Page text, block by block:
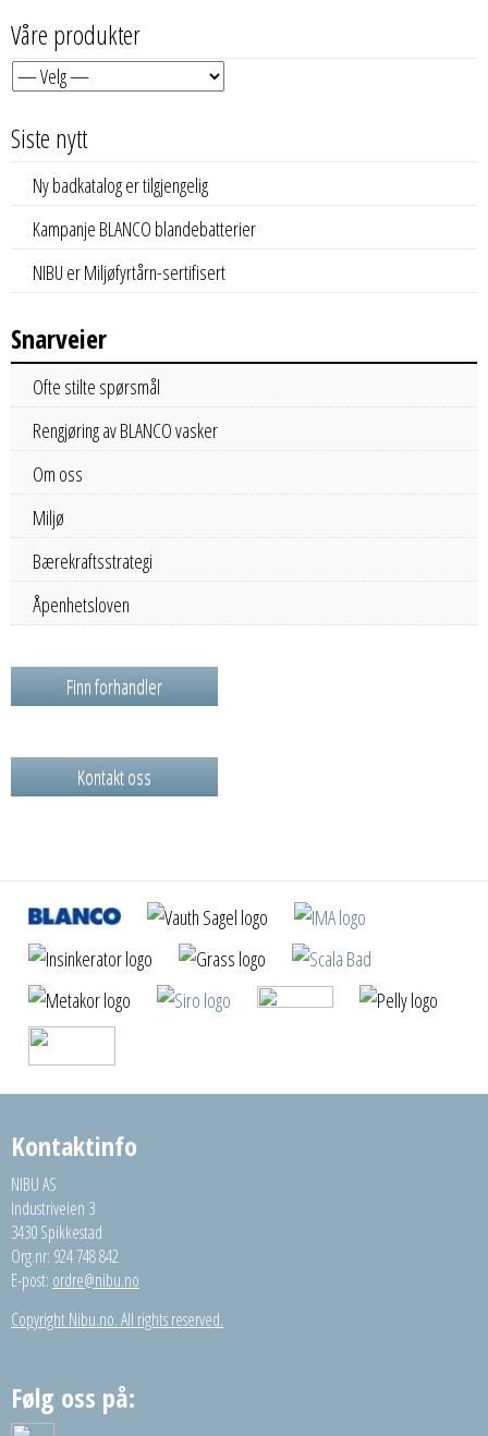
Våre produkter
Siste nytt
Ny badkatalog er tilgjengelig
Kampanje BLANCO blandebatterier
NIBU er Miljøfyrtårn-sertifisert
Snarveier
Ofte stilte spørsmål
Rengjøring av BLANCO vasker
Om oss
Miljø
Bærekraftsstrategi
Åpenhetsloven
Finn forhandler
Kontakt oss
Kontaktinfo
NIBU AS
Industriveien 3
3430 Spikkestad
Org.nr: 924 748 842
E-post: ordre@nibu.no
Copyright Nibu.no. All rights reserved.
Følg oss på: